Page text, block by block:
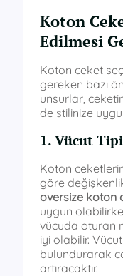
Koton
Edilmesi
Koton ceket
gereken bazı
unsurlar,
de stilinize
1. Vücut
Koton
göre
oversize koton
uygun
vücuda oturan
iyi olabilir.
bulundurarak
artıracaktır.